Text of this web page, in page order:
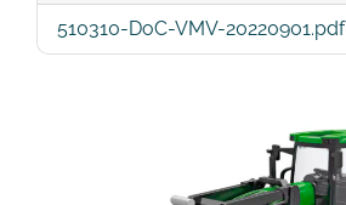
510310-DoC-VMV-20220901.pdf